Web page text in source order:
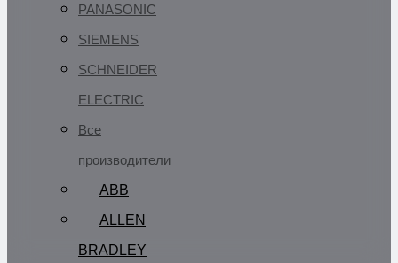
PANASONIC
SIEMENS
SCHNEIDER
ELECTRIC
Все
производители
ABB
ALLEN
BRADLEY